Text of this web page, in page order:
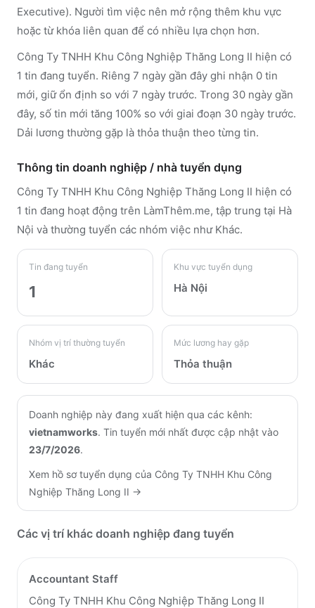
Executive). Người tìm việc nên mở rộng thêm khu vực
hoặc từ khóa liên quan để có nhiều lựa chọn hơn.
Công Ty TNHH Khu Công Nghiệp Thăng Long II hiện có
1 tin đang tuyển. Riêng 7 ngày gần đây ghi nhận 0 tin
mới, giữ ổn định so với 7 ngày trước. Trong 30 ngày gần
đây, số tin mới tăng 100% so với giai đoạn 30 ngày trước.
Dải lương thường gặp là thỏa thuận theo từng tin.
Thông tin doanh nghiệp / nhà tuyển dụng
Công Ty TNHH Khu Công Nghiệp Thăng Long II hiện có
1 tin đang hoạt động trên LàmThêm.me, tập trung tại Hà
Nội và thường tuyển các nhóm việc như Khác.
Tin đang tuyển
1
Khu vực tuyển dụng
Hà Nội
Nhóm vị trí thường tuyển
Khác
Mức lương hay gặp
Thỏa thuận
Doanh nghiệp này đang xuất hiện qua các kênh:
vietnamworks. Tin tuyển mới nhất được cập nhật vào
23/7/2026.
Xem hồ sơ tuyển dụng của Công Ty TNHH Khu Công
Nghiệp Thăng Long II →
Các vị trí khác doanh nghiệp đang tuyển
Accountant Staff
Công Ty TNHH Khu Công Nghiệp Thăng Long II